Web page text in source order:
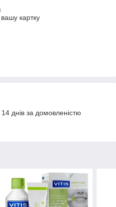
картку
днів за домовленістю